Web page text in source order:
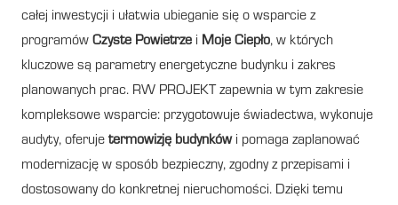
całej inwestycji i ułatwia ubieganie się o wsparcie z
programów Czyste Powietrze i Moje Ciepło, w których
kluczowe są parametry energetyczne budynku i zakres
planowanych prac. RW PROJEKT zapewnia w tym zakresie
kompleksowe wsparcie: przygotowuje świadectwa, wykonuje
audyty, oferuje termowizję budynkówi pomaga zaplanować
modernizację w sposób bezpieczny, zgodny z przepisami i
dostosowany do konkretnej nieruchomości. Dzięki temu